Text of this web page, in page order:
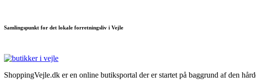
Samlingspunkt for det lokale forretningsliv i Vejle
ShoppingVejle.dk er en online butiks­portal der er startet på baggrund af den